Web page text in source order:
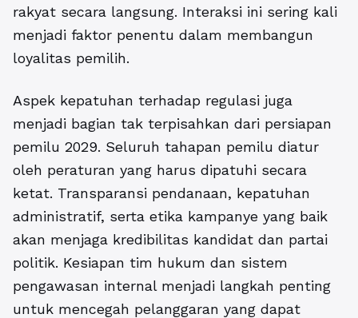
rakyat secara langsung. Interaksi ini sering kali
menjadi faktor penentu dalam membangun
loyalitas pemilih.
Aspek kepatuhan terhadap regulasi juga
menjadi bagian tak terpisahkan dari persiapan
pemilu 2029. Seluruh tahapan pemilu diatur
oleh peraturan yang harus dipatuhi secara
ketat. Transparansi pendanaan, kepatuhan
administratif, serta etika kampanye yang baik
akan menjaga kredibilitas kandidat dan partai
politik. Kesiapan tim hukum dan sistem
pengawasan internal menjadi langkah penting
untuk mencegah pelanggaran yang dapat